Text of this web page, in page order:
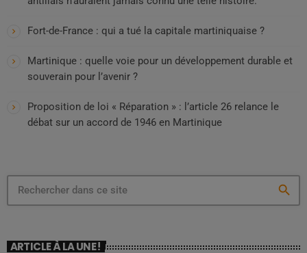
Fort-de-France : qui a tué la capitale martiniquaise ?
Martinique : quelle voie pour un développement durable et
souverain pour l’avenir ?
Proposition de loi « Réparation » : l’article 26 relance le
débat sur un accord de 1946 en Martinique
search
ARTICLE À LA UNE !